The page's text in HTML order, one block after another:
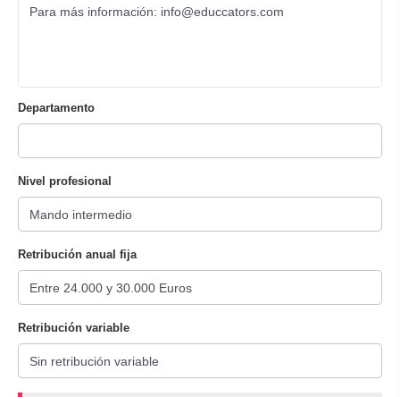
Para más información: info@educcators.com
Departamento
Nivel profesional
Retribución anual fija
Retribución variable